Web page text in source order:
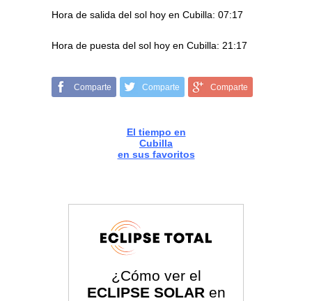
Hora de salida del sol hoy en Cubilla: 07:17
Hora de puesta del sol hoy en Cubilla: 21:17
Comparte Comparte Comparte
El tiempo en
Cubilla
en sus favoritos
¿Cómo ver el
ECLIPSE SOLAR en